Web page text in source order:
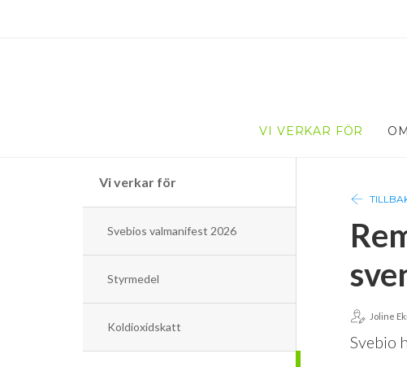
VI VERKAR FÖR
Vi verkar för
Svebios valmanifest 2026
Styrmedel
Koldioxidskatt
Joline
Svebio